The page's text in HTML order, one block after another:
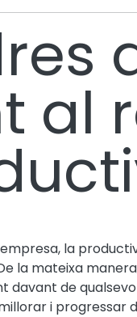
al
la
la mateixa
davant de
i progressar